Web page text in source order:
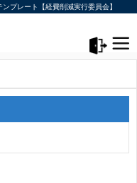
プレート【経費削減実行委員会】